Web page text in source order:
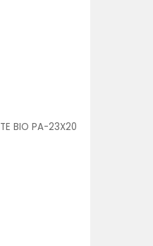
BIO PA-23X20 3D 1/150